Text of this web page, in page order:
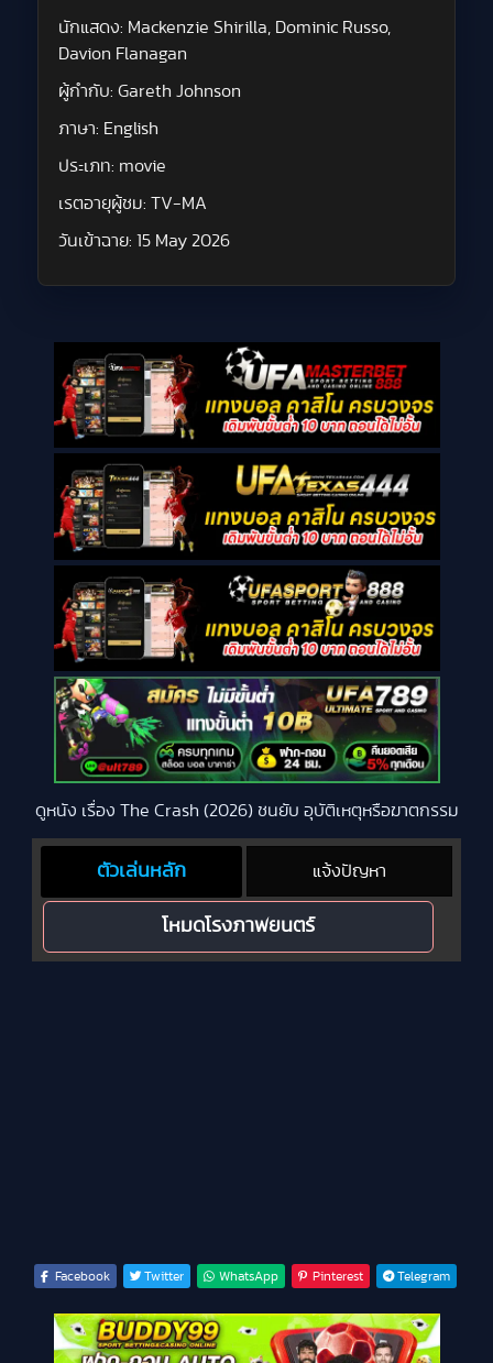
นักแสดง: Mackenzie Shirilla, Dominic Russo,
Davion Flanagan
ผู้กำกับ: Gareth Johnson
ภาษา: English
ประเภท: movie
เรตอายุผู้ชม: TV-MA
วันเข้าฉาย: 15 May 2026
ดูหนัง เรื่อง The Crash (2026) ชนยับ อุบัติเหตุหรือฆาตกรรม
ตัวเล่นหลัก แจ้งปัญหา
โหมดโรงภาพยนตร์
Facebook Twitter WhatsApp Pinterest Telegram